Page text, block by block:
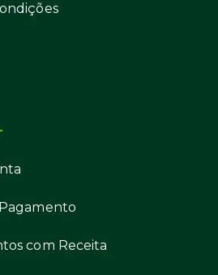
com Receita